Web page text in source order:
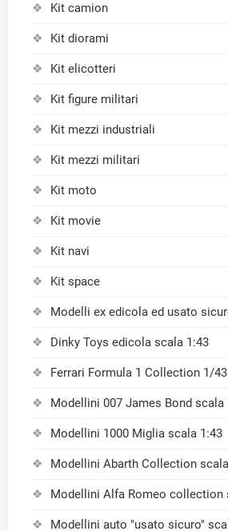
Kit camion
Kit diorami
Kit elicotteri
Kit figure militari
Kit mezzi industriali
Kit mezzi militari
Kit moto
Kit movie
Kit navi
Kit space
Modelli ex edicola ed usato
Dinky Toys edicola scala 1:43
Ferrari Formula 1 Collection 1/43
Modellini 007 James Bond scala
Modellini 1000 Miglia scala 1:43
Modellini Abarth Collection
Modellini Alfa Romeo collection
Modellini auto "usato sicuro"